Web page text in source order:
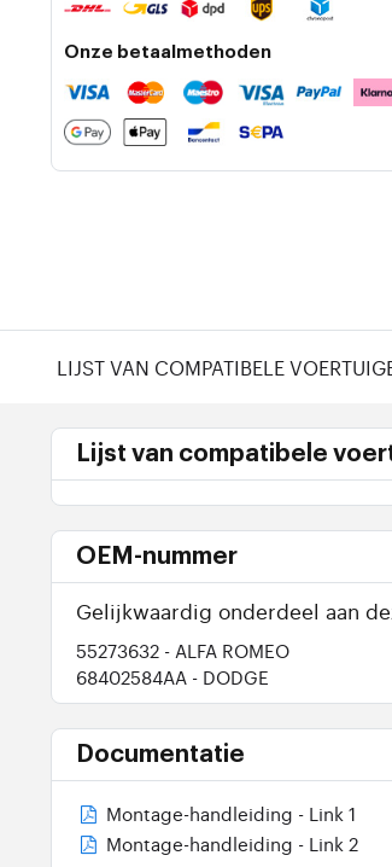
Onze betaalmethoden
LIJST VAN COMPATIBELE
Lijst van compatibele
OEM-nummer
Gelijkwaardig onderdeel aan
55273632 - ALFA ROMEO
68402584AA - DODGE
Documentatie
Montage-handleiding - Link 1
Montage-handleiding - Link 2